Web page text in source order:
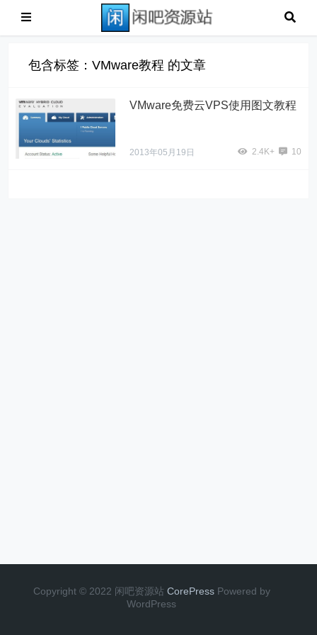
包含标签：VMware教程 的文章
VMware免费云VPS使用图文教程
2013年05月19日 2.4K+ 10
Copyright © 2022 闲吧资源站 CorePress Powered by
WordPress